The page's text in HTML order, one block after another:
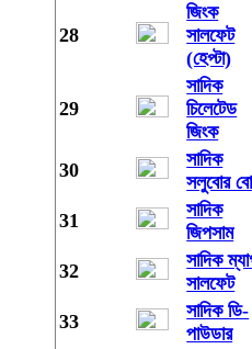
28
জিংক
সালফেট
(হেপ্টা)
29
সাদিক
চিলেটেড
জিংক
30
সাদিক
সলুবোর
31
সাদিক
জিপসাম
32
সাদিক
সালফেট
33
সাদিক ডি-
পাউডার